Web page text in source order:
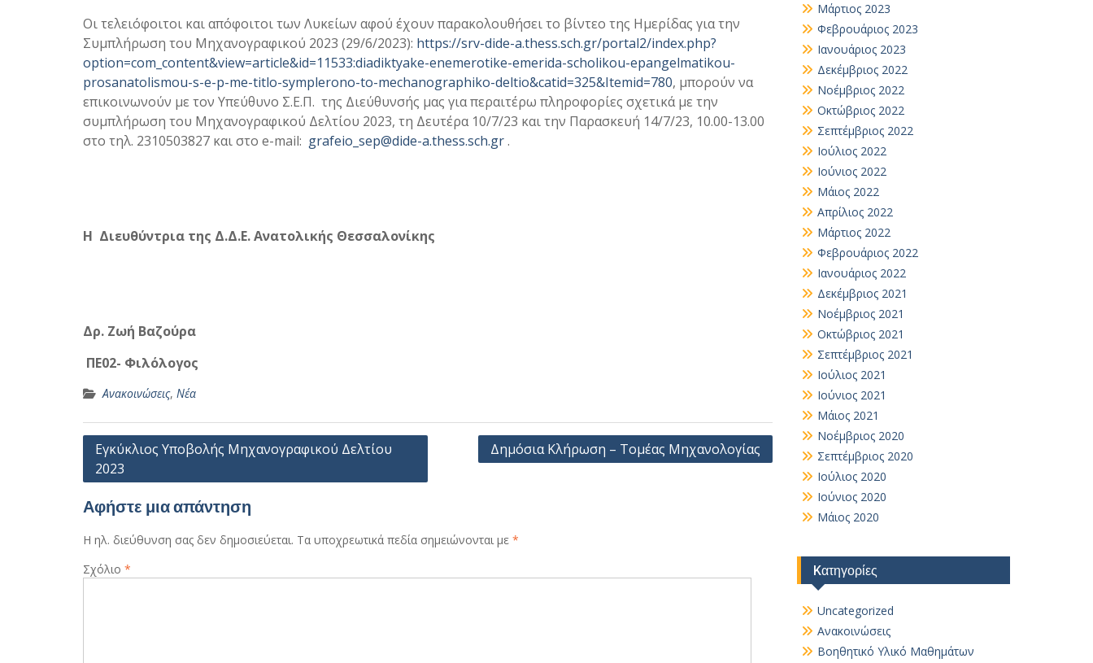
Οι τελειόφοιτοι και απόφοιτοι των Λυκείων αφού έχουν παρακολουθήσει το βίντεο της Ημερίδας για την
Συμπλήρωση του Μηχανογραφικού 2023 (29/6/2023): https://srv-dide-a.thess.sch.gr/portal2/index.php?
option=com_content&view=article&id=11533:diadiktyake-enemerotike-emerida-scholikou-epangelmatikou-
prosanatolismou-s-e-p-me-titlo-symplerono-to-mechanographiko-deltio&catid=325&Itemid=780, μπορούν να
επικοινωνούν με τον Υπεύθυνο Σ.Ε.Π. της Διεύθυνσής μας για περαιτέρω πληροφορίες σχετικά με την
συμπλήρωση του Μηχανογραφικού Δελτίου 2023, τη Δευτέρα 10/7/23 και την Παρασκευή 14/7/23, 10.00-13.00
στο τηλ. 2310503827 και στο e-mail: grafeio_sep@dide-a.thess.sch.gr.
Η Διευθύντρια της Δ.Δ.Ε. Ανατολικής Θεσσαλονίκης
Δρ. Ζωή Βαζούρα
ΠΕ02- Φιλόλογος
Ανακοινώσεις, Νέα
Πλοήγηση
άρθρων
Εγκύκλιος Υποβολής Μηχανογραφικού Δελτίου
2023
Δημόσια Κλήρωση – Τομέας Μηχανολογίας
Αφήστε μια απάντηση
Η ηλ. διεύθυνση σας δεν δημοσιεύεται. Τα υποχρεωτικά πεδία σημειώνονται με *
Σχόλιο *
Μάρτιος 2023
Φεβρουάριος 2023
Ιανουάριος 2023
Δεκέμβριος 2022
Νοέμβριος 2022
Οκτώβριος 2022
Σεπτέμβριος 2022
Ιούλιος 2022
Ιούνιος 2022
Μάιος 2022
Απρίλιος 2022
Μάρτιος 2022
Φεβρουάριος 2022
Ιανουάριος 2022
Δεκέμβριος 2021
Νοέμβριος 2021
Οκτώβριος 2021
Σεπτέμβριος 2021
Ιούλιος 2021
Ιούνιος 2021
Μάιος 2021
Νοέμβριος 2020
Σεπτέμβριος 2020
Ιούλιος 2020
Ιούνιος 2020
Μάιος 2020
Kατηγορίες
Uncategorized
Ανακοινώσεις
Βοηθητικό Yλικό Mαθημάτων